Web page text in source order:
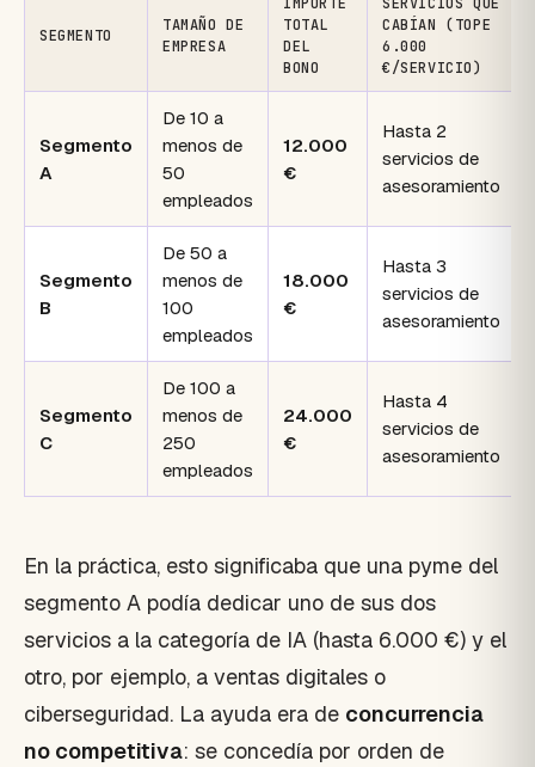
SEGMENTO
TAMAÑO DE
EMPRESA
TOTAL
DEL
BONO
CABÍAN (TOPE
6.000
€/SERVICIO)
Segmento
A
De 10 a
menos de
50
empleados
12.000
€
Hasta 2
servicios de
asesoramiento
Segmento
B
De 50 a
menos de
100
empleados
18.000
€
Hasta 3
servicios de
asesoramiento
Segmento
C
De 100 a
menos de
250
empleados
24.000
€
Hasta 4
servicios de
asesoramiento
En la práctica, esto significaba que una pyme del
segmento A podía dedicar uno de sus dos
servicios a la categoría de IA (hasta 6.000 €) y el
otro, por ejemplo, a ventas digitales o
ciberseguridad. La ayuda era de concurrencia
no competitiva: se concedía por orden de